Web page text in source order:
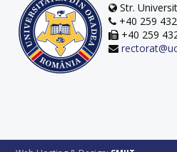
Str.
+40 259
+40 259